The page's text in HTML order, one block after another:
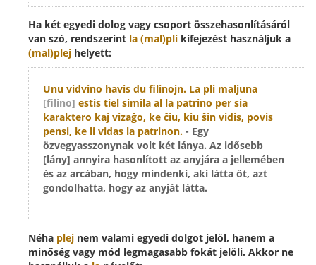
Ha két egyedi dolog vagy csoport összehasonlításáról
van szó, rendszerint la (mal)pli kifejezést használjuk a
(mal)plej helyett:
Unu vidvino havis du filinojn. La pli maljuna
[filino] estis tiel simila al la patrino per sia
karaktero kaj vizaĝo, ke ĉiu, kiu ŝin vidis, povis
pensi, ke li vidas la patrinon. - Egy
özvegyasszonynak volt két lánya. Az idősebb
[lány] annyira hasonlított az anyjára a jellemében
és az arcában, hogy mindenki, aki látta őt, azt
gondolhatta, hogy az anyját látta.
Néha plej nem valami egyedi dolgot jelöl, hanem a
minőség vagy mód legmagasabb fokát jelöli. Akkor ne